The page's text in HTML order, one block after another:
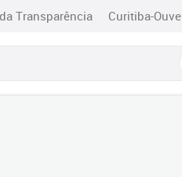
Transparência Curitiba-Ouve